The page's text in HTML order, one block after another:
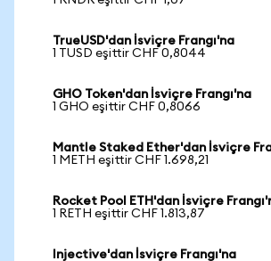
TrueUSD'dan İsviçre Frangı'na
1 TUSD eşittir CHF 0,8044
GHO Token'dan İsviçre Frangı'na
1 GHO eşittir CHF 0,8066
Mantle Staked Ether'dan İsviçre
1 METH eşittir CHF 1.698,21
Rocket Pool ETH'dan İsviçre
1 RETH eşittir CHF 1.813,87
Injective'dan İsviçre Frangı'na